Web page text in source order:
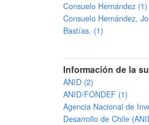
Consuelo Hernández (1)
Consuelo Hernández,
Bastías. (1)
Información de la
ANID (2)
ANID/FONDEF (1)
Agencia Nacional de
Desarrollo de Chile